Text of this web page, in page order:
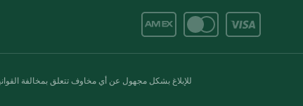
للإبلاغ بشكل مجهول عن أي مخاوف تتعلق بمخالفة